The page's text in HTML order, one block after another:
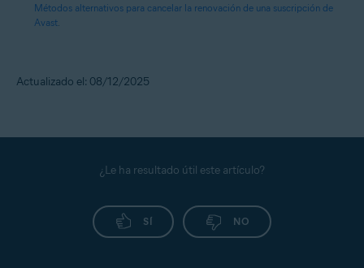
Métodos alternativos para cancelar la renovación de una suscripción de
Avast.
Actualizado el: 08/12/2025
¿Le ha resultado útil este artículo?
SÍ NO